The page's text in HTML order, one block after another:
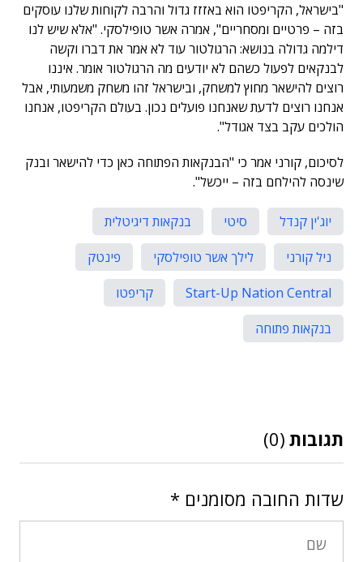
"בישראל, הקריפטו הוא באזזז גדול והרבה לקוחות שלנו עוסקים
בזה – פרטיים ומסחריים", אמרה אשר טופילסקי. "אלא שיש לנו
דילמה גדולה בנושא: הרגולטור עוד לא אמר את דברו וקשה
לבנקאים לפעול כשהם לא יודעים מה הרגולטור אומר. איננו
רוצים להישאר מחוץ למשחק, ובישראל זהו משחק משמעותי, אבל
אנחנו רוצים לדעת שאנחנו פועלים נכון. בעולם הקריפטו, אנחנו
הולכים עקב בצד אגודל".
לסיכום, קורני אמר כי "הבנקאות הפתוחה כאן כדי להישאר ובנק
שינסה להילחם בזה – ייכשל".
יוג'ין קנדל סיטי
בנקאות דיגיטלית
ניל קורני
לילך אשר טופילסקי
פינטק
Start-Up Nation Central
קריפטו
בנקאות פתוחה
תגובות (0)
שדות החובה מסומנים *